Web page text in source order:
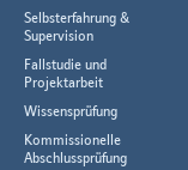
Selbsterfahrung &
Supervision
Fallstudie und
Projektarbeit
Wissensprüfung
Kommissionelle
Abschlussprüfung